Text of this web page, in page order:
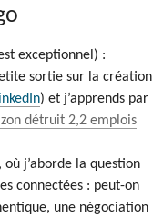
exceptionnel) :
sortie sur la création
) et j’apprends par
détruit 2,2 emplois
, où j’aborde la question
connectées : peut-on
une négociation